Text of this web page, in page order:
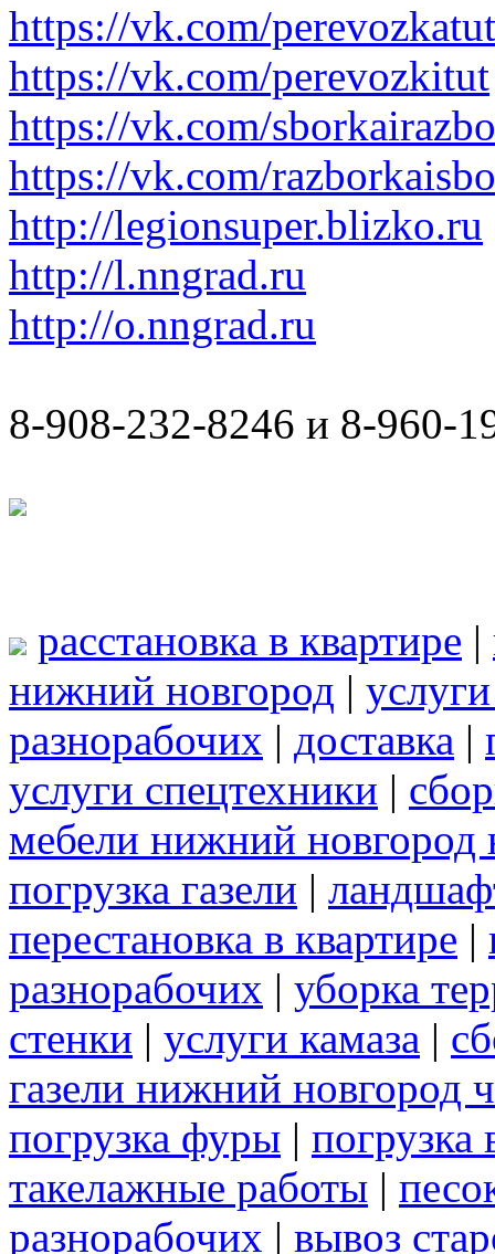
https://vk.com/perevozkatut
https://vk.com/perevozkitut
https://vk.com/
https://vk.com/
http://legionsuper.blizko.ru
http://l.nngrad.ru
http://o.nngrad.ru
8-908-232-8246 и 8-960-
расстановка в квартире |
нижний новгород |
разнорабочих | доставка |
услуги спецтехники |
мебели нижний новгород
погрузка газели |
перестановка в квартире |
разнорабочих | уборка
стенки | услуги камаза |
газели нижний новгород
погрузка фуры | погрузка
такелажные работы |
разнорабочих | вывоз